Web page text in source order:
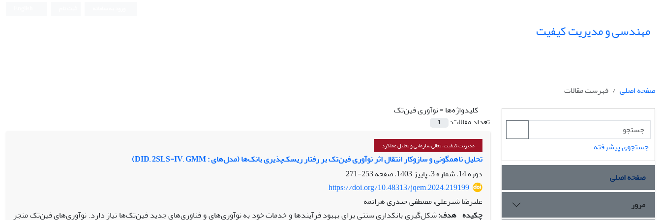
مهندسی و مدیریت کیفیت
صفحه اصلی
فهرست مقالات
کلیدواژه‌ها =نوآوری فین‌تک
تعداد مقالات:
1
مدیریت کیفیت، تعالی سازمانی و تحلیل عملکرد
تحلیل ناهمگونی و سازوکار انتقال اثر نوآوری فین‌تک بر رفتار ریسک‌پذیری بانک‌ها (مدل‌های : DID, 2SLS-IV, GMM)
دوره 14، شماره 3، پاییز 1403، صفحه
253-271
https://doi.org/10.48313/jqem.2024.219199
علیرضا شیرعلی، مصطفی حیدری هراتمه
چکیده هدف:شکل‌گیری بانکداری سنتی برای بهبود فرآیندها و خدمات خود به نوآوری‌های و فناوری‌های جدید فین‌تک‌ها نیاز دارد. نوآوری‌های فین‌تک منجر
جستجوی پیشرفته
صفحه اصلی
مرور